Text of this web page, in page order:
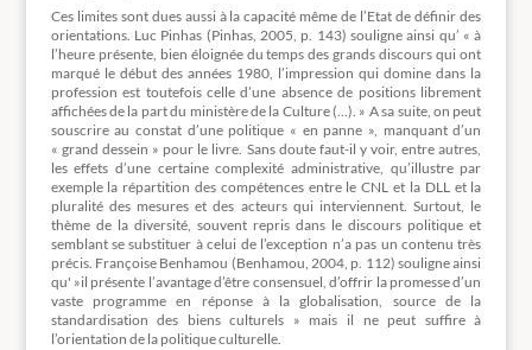
Ces limites sont dues aussi à la capacité même de l’Etat de définir des
orientations. Luc Pinhas (Pinhas, 2005, p. 143) souligne ainsi qu’ « à
l’heure présente, bien éloignée du temps des grands discours qui ont
marqué le début des années 1980, l’impression qui domine dans la
profession est toutefois celle d’une absence de positions librement
affichées de la part du ministère de la Culture (…). » A sa suite, on peut
souscrire au constat d’une politique « en panne », manquant d’un
« grand dessein » pour le livre. Sans doute faut-il y voir, entre autres,
les effets d’une certaine complexité administrative, qu’illustre par
exemple la répartition des compétences entre le CNL et la DLL et la
pluralité des mesures et des acteurs qui interviennent. Surtout, le
thème de la diversité, souvent repris dans le discours politique et
semblant se substituer à celui de l’exception n’a pas un contenu très
précis. Françoise Benhamou (Benhamou, 2004, p. 112) souligne ainsi
qu' »il présente l’avantage d’être consensuel, d’offrir la promesse d’un
vaste programme en réponse à la globalisation, source de la
standardisation des biens culturels » mais il ne peut suffire à
l’orientation de la politique culturelle.